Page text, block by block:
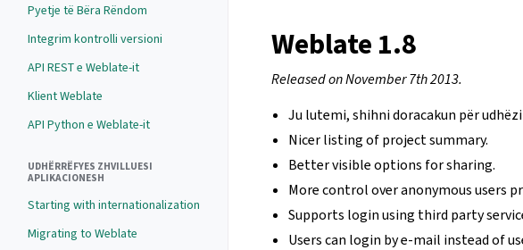
Pyetje të Bëra Rëndom
Integrim kontrolli versioni
API REST e Weblate-it
Klient Weblate
API Python e Weblate-it
UDHËRRËFYES ZHVILLUESI
APLIKACIONESH
Starting with internationalization
Migrating to Weblate
Weblate 1.8
Released on November 7th 2013.
Ju lutemi, shihni doracakun për
Nicer listing of project summary.
Better visible options for sharing.
More control over anonymous users
Supports login using third party
Users can login by e-mail instead of